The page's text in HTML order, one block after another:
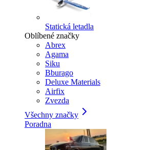
Statická letadla
Oblíbené značky
Abrex
Agama
Siku
Bburago
Deluxe Materials
Airfix
Zvezda
Všechny značky
Poradna